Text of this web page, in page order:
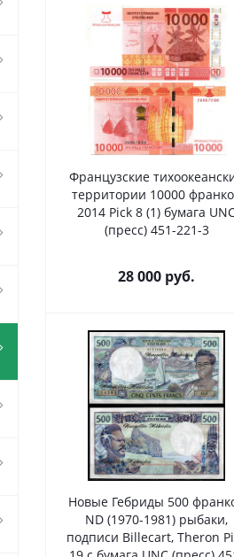
Французские
территории 10000
2014 Pick 8 (1) бумага
(пресс) 451-221-3
28 000 руб.
Новые Гебриды 500
ND (1970-1981) рыбаки,
подписи Billecart, Theron